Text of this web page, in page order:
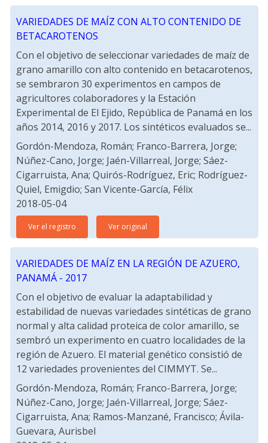
VARIEDADES DE MAÍZ CON ALTO CONTENIDO DE
BETACAROTENOS
Con el objetivo de seleccionar variedades de maíz de
grano amarillo con alto contenido en betacarotenos,
se sembraron 30 experimentos en campos de
agricultores colaboradores y la Estación
Experimental de El Ejido, República de Panamá en los
años 2014, 2016 y 2017. Los sintéticos evaluados se...
Gordón-Mendoza, Román; Franco-Barrera, Jorge;
Núñez-Cano, Jorge; Jaén-Villarreal, Jorge; Sáez-
Cigarruista, Ana; Quirós-Rodríguez, Eric; Rodríguez-
Quiel, Emigdio; San Vicente-García, Félix
2018-05-04
Ver el registro Ver original
VARIEDADES DE MAÍZ EN LA REGIÓN DE AZUERO,
PANAMÁ - 2017
Con el objetivo de evaluar la adaptabilidad y
estabilidad de nuevas variedades sintéticas de grano
normal y alta calidad proteica de color amarillo, se
sembró un experimento en cuatro localidades de la
región de Azuero. El material genético consistió de
12 variedades provenientes del CIMMYT. Se...
Gordón-Mendoza, Román; Franco-Barrera, Jorge;
Núñez-Cano, Jorge; Jaén-Villarreal, Jorge; Sáez-
Cigarruista, Ana; Ramos-Manzané, Francisco; Ávila-
Guevara, Aurisbel